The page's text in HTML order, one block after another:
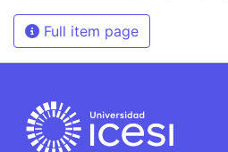
Full item page